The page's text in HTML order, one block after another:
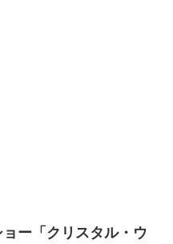
ー「クリスタル・ウ